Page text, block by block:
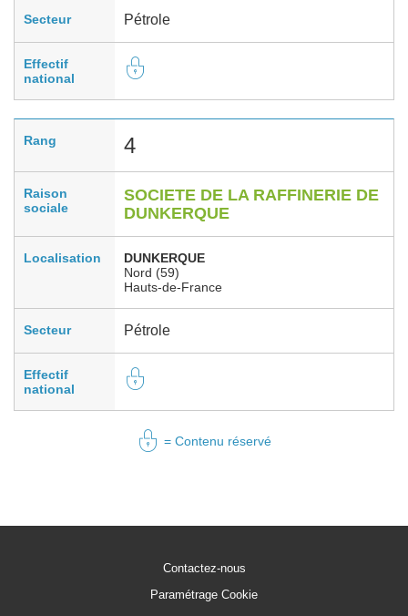
Secteur Pétrole
Effectif
national
Rang 4
Raison
sociale
SOCIETE DE LA RAFFINERIE DE
DUNKERQUE
Localisation
DUNKERQUE
Nord (59)
Hauts-de-France
Secteur Pétrole
Effectif
national
= Contenu réservé
Contactez-nous
Paramétrage Cookie